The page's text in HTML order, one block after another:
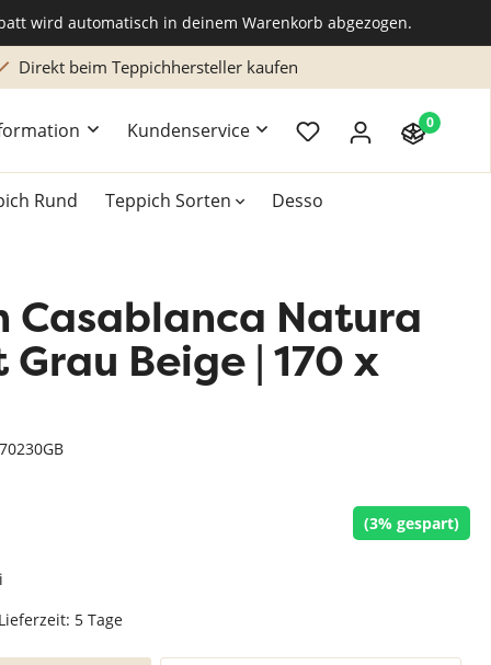
wird automatisch in deinem Warenkorb abgezogen.
Direkt beim Teppichhersteller kaufen
Kundenservice 0
Rund Teppich Sorten Desso
Teppich 200x300 cm
Teppich Braun
Teppich Grün
Hochflor Teppiche
Naturteppich
Casablanca Natura
Beige | 170 x
(3% gespart)
5 Tage